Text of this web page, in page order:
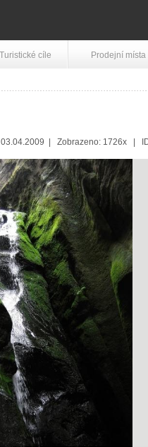
Turistické cíle Prodejní místa
| Zobrazeno: 1726x |